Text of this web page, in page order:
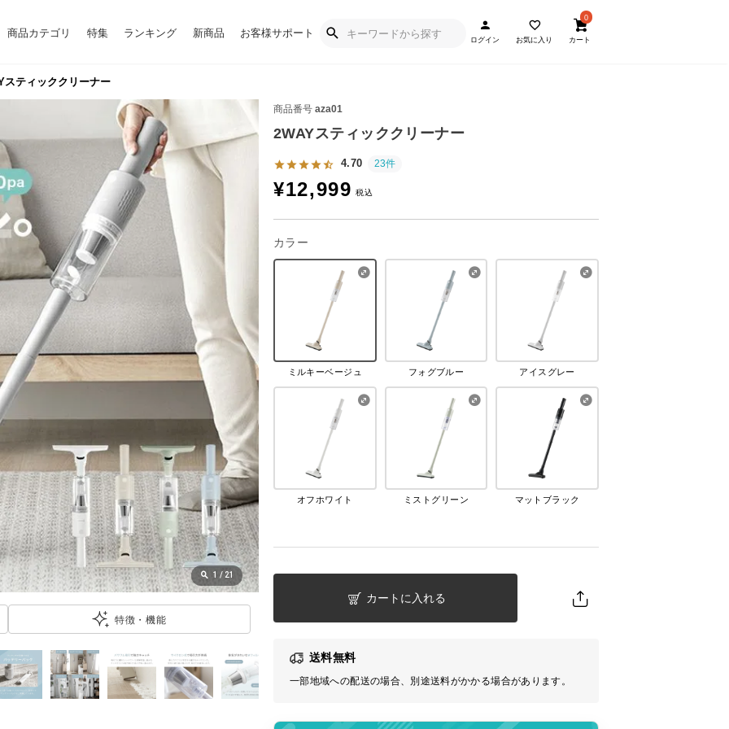
商品カテゴリ 特集 ランキング 新商品 お客様サポート
ログイン お気に入り
0
カート
スティッククリーナー
商品番号 aza01
2WAYスティッククリーナー
4.70 23件
¥12,999
カラー
ミルキーベージュ フォグブルー アイスグレー
オフホワイト ミストグリーン マットブラック
カートに入れる
送料無料
一部地域への配送の場合、別途送料がかかる場合があります。
1 / 21
特徴・機能